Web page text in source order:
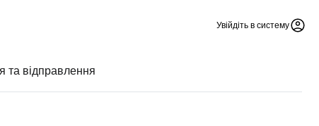
Увійдіть в систему
та відправлення